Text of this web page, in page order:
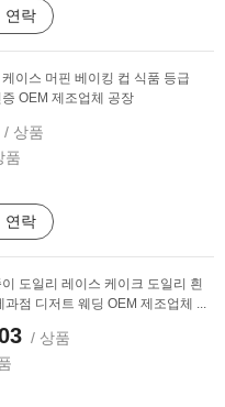
연락
이스 머핀 베이킹 컵 식품 등급
OEM 제조업체 공장
/ 상품
품
연락
도일리 레이스 케이크 도일리 흰
과점 디저트 웨딩 OEM 제조업체 ...
/ 상품